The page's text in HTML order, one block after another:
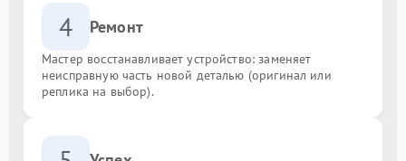
4 Ремонт
Мастер восстанавливает устройство: заменяет
неисправную часть новой деталью (оригинал или
реплика на выбор).